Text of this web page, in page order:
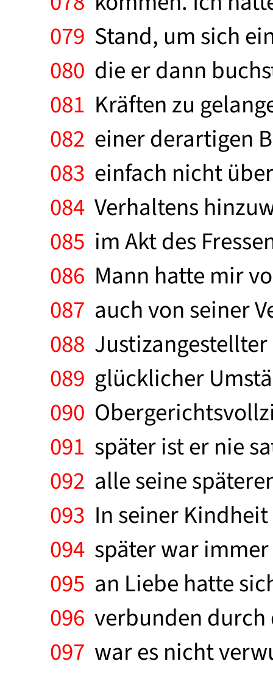
079 Stand, um sich
080 die er dann
081 Kräften zu
082 einer derartigen
083 einfach nicht
084 Verhaltens
085 im Akt des
086 Mann hatte mir
087 auch von seiner
088
089 glücklicher
090
091 später ist er nie
092 alle seine
093 In seiner
094 später war
095 an Liebe hatte
096 verbunden durch
097 war es nicht